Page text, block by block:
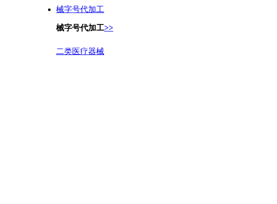
械字号代加工
械字号代加工>>
二类医疗器械